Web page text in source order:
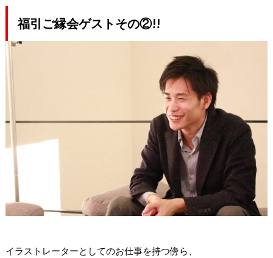
福引ご縁会ゲストその②!!
イラストレーターとしてのお仕事を持つ傍ら、